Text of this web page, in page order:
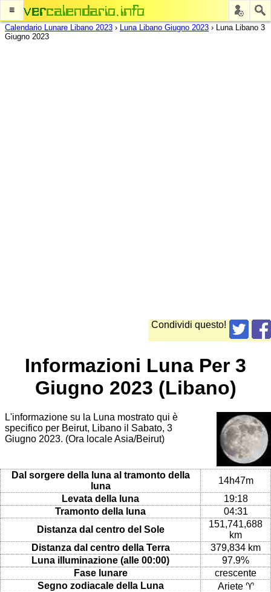
≡
Calendario Lunare Libano 2023 › Luna Libano Giugno 2023 › Luna Libano 3
Giugno 2023
Condividi questo!
Informazioni Luna Per 3
Giugno 2023 (Libano)
L'informazione su la Luna mostrato qui è
specifico per Beirut, Libano il Sabato, 3
Giugno 2023. (Ora locale Asia/Beirut)
Dal sorgere della luna al tramonto della
luna
14h47m
Levata della luna
19:18
Tramonto della luna
04:31
Distanza dal centro del Sole
151,741,688
km
Distanza dal centro della Terra
379,834 km
Luna illuminazione (alle 00:00)
97.9%
Fase lunare
crescente
Segno zodiacale della Luna
Ariete ♈